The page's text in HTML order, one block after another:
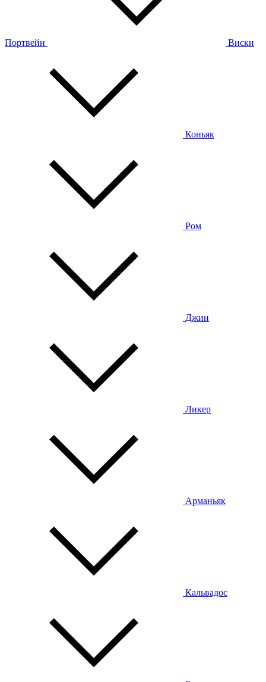
Портвейн Виски
Коньяк
Ром
Джин
Ликер
Арманьяк
Кальвадос